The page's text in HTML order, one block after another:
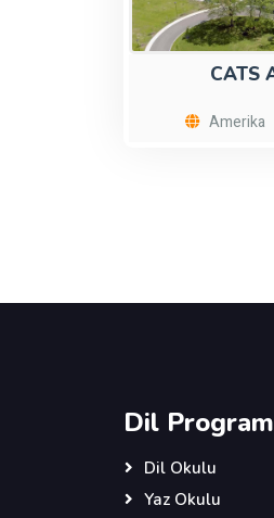
CATS
Amerika
Dil
Dil Okulu
Yaz Okulu